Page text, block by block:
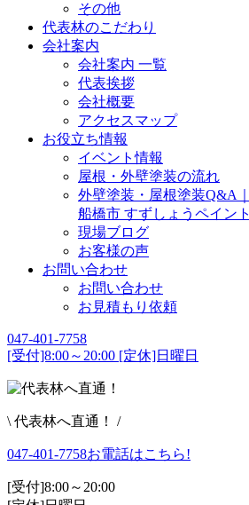
その他
代表林のこだわり
会社案内
会社案内 一覧
代表挨拶
会社概要
アクセスマップ
お役立ち情報
イベント情報
屋根・外壁塗装の流れ
外壁塗装・屋根塗装Q&A
船橋市 すずしょうペイント
現場ブログ
お客様の声
お問い合わせ
お問い合わせ
お見積もり依頼
047-401-7758
[受付]8:00～20:00 [定休]日曜日
\ 代表林へ直通！ /
047-401-7758お電話はこちら!
[受付]8:00～20:00